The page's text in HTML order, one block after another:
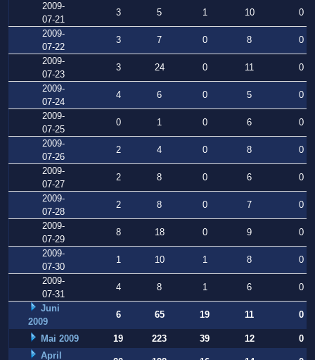
2009-
07-21
3 5 1 10
0
2009-
07-22
3 7 0 8
0
2009-
07-23
3 24 0 11
0
2009-
07-24
4 6 0 5
0
2009-
07-25
0 1 0 6
0
2009-
07-26
2 4 0 8
0
2009-
07-27
2 8 0 6
0
2009-
07-28
2 8 0 7
0
2009-
07-29
8 18 0 9
0
2009-
07-30
1 10 1 8
0
2009-
07-31
4 8 1 6
0
Juni
2009
6 65 19 11 0
Mai 2009 19 223 39 12
0
April